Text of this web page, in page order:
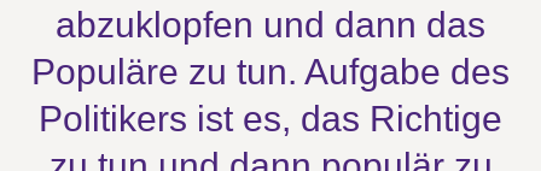
abzuklopfen und dann das
Populäre zu tun. Aufgabe des
Politikers ist es, das Richtige